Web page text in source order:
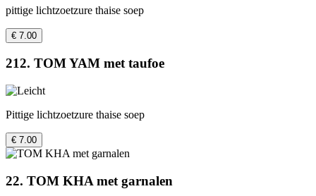
pittige lichtzoetzure thaise soep
€ 7.00
212. TOM YAM met taufoe
Pittige lichtzoetzure thaise soep
€ 7.00
22. TOM KHA met garnalen